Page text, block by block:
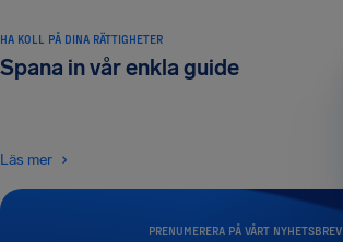
PRENUMERERA PÅ VÅRT NYHETSBREV
HA KOLL PÅ DINA RÄTTIGHETER
Spana in vår enkla guide
Läs mer